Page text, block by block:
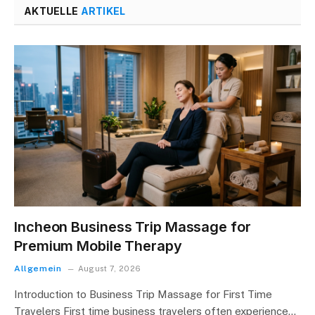
AKTUELLE ARTIKEL
Incheon Business Trip Massage for
Premium Mobile Therapy
Allgemein August 7, 2026
Introduction to Business Trip Massage for First Time
Travelers First time business travelers often experience…